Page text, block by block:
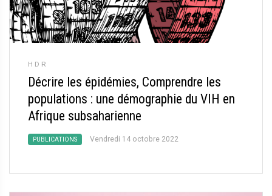
HDR
Décrire les épidémies, Comprendre les
populations : une démographie du VIH en
Afrique subsaharienne
PUBLICATIONS Vendredi 14 octobre 2022